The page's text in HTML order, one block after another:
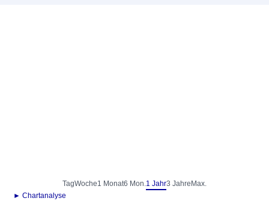
TagWoche1 Monat6 Mon.1 Jahr3 Jahre Max.
► Chartanalyse